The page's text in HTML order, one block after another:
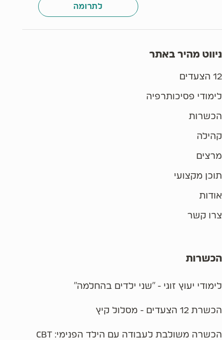
לתרומה
ניווט מהיר באתר
12 הצעדים
לימודי פסיכותרפיה
הכשרות
קהילה
מרצים
תוכן מקצועי
אודות
צרו קשר
הכשרות
לימודי יעוץ זוגי - "שני ילדים בהחלמה"
הכשרת 12 הצעדים - מסלול קיץ
הכשרה משולבת לעבודה עם הילד הפנימי: CBT